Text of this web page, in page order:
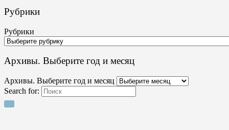
Рубрики
Рубрики
Архивы. Выберите год и месяц
Архивы. Выберите год и месяц
Search for: